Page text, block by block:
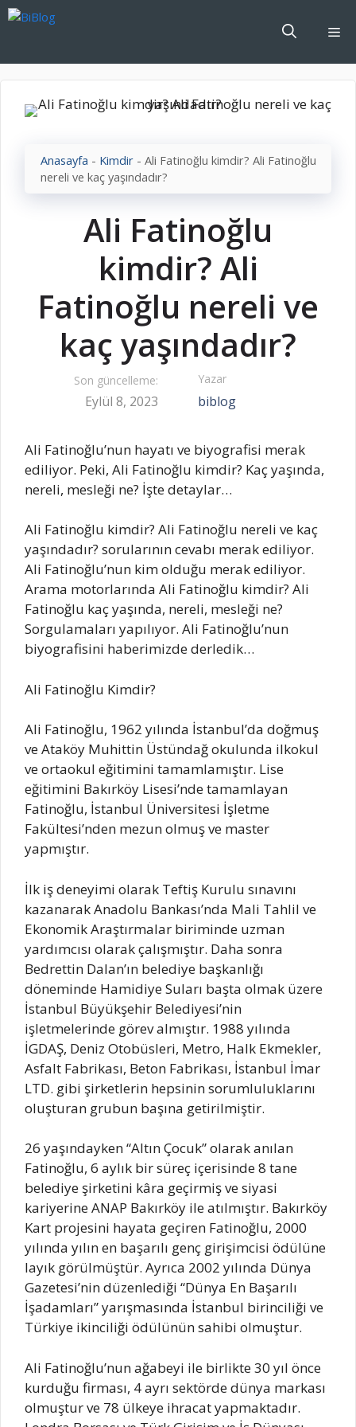
İçeriğe
Anasayfa - Kimdir - Ali Fatinoğlu kimdir? Ali Fatinoğlu
nereli ve kaç yaşındadır?
Ali Fatinoğlu
kimdir? Ali
Fatinoğlu nereli ve
kaç yaşındadır?
Son güncelleme:
Eylül 8, 2023
Yazar
biblog
Ali Fatinoğlu’nun hayatı ve biyografisi merak
ediliyor. Peki, Ali Fatinoğlu kimdir? Kaç yaşında,
nereli, mesleği ne? İşte detaylar…
Ali Fatinoğlu kimdir? Ali Fatinoğlu nereli ve kaç
yaşındadır? sorularının cevabı merak ediliyor.
Ali Fatinoğlu’nun kim olduğu merak ediliyor.
Arama motorlarında Ali Fatinoğlu kimdir? Ali
Fatinoğlu kaç yaşında, nereli, mesleği ne?
Sorgulamaları yapılıyor. Ali Fatinoğlu’nun
biyografisini haberimizde derledik…
Ali Fatinoğlu Kimdir?
Ali Fatinoğlu, 1962 yılında İstanbul’da doğmuş
ve Ataköy Muhittin Üstündağ okulunda ilkokul
ve ortaokul eğitimini tamamlamıştır. Lise
eğitimini Bakırköy Lisesi’nde tamamlayan
Fatinoğlu, İstanbul Üniversitesi İşletme
Fakültesi’nden mezun olmuş ve master
yapmıştır.
İlk iş deneyimi olarak Teftiş Kurulu sınavını
kazanarak Anadolu Bankası’nda Mali Tahlil ve
Ekonomik Araştırmalar biriminde uzman
yardımcısı olarak çalışmıştır. Daha sonra
Bedrettin Dalan’ın belediye başkanlığı
döneminde Hamidiye Suları başta olmak üzere
İstanbul Büyükşehir Belediyesi’nin
işletmelerinde görev almıştır. 1988 yılında
İGDAŞ, Deniz Otobüsleri, Metro, Halk Ekmekler,
Asfalt Fabrikası, Beton Fabrikası, İstanbul İmar
LTD. gibi şirketlerin hepsinin sorumluluklarını
oluşturan grubun başına getirilmiştir.
26 yaşındayken “Altın Çocuk” olarak anılan
Fatinoğlu, 6 aylık bir süreç içerisinde 8 tane
belediye şirketini kâra geçirmiş ve siyasi
kariyerine ANAP Bakırköy ile atılmıştır. Bakırköy
Kart projesini hayata geçiren Fatinoğlu, 2000
yılında yılın en başarılı genç girişimcisi ödülüne
layık görülmüştür. Ayrıca 2002 yılında Dünya
Gazetesi’nin düzenlediği “Dünya En Başarılı
İşadamları” yarışmasında İstanbul birinciliği ve
Türkiye ikinciliği ödülünün sahibi olmuştur.
Ali Fatinoğlu’nun ağabeyi ile birlikte 30 yıl önce
kurduğu firması, 4 ayrı sektörde dünya markası
olmuştur ve 78 ülkeye ihracat yapmaktadır.